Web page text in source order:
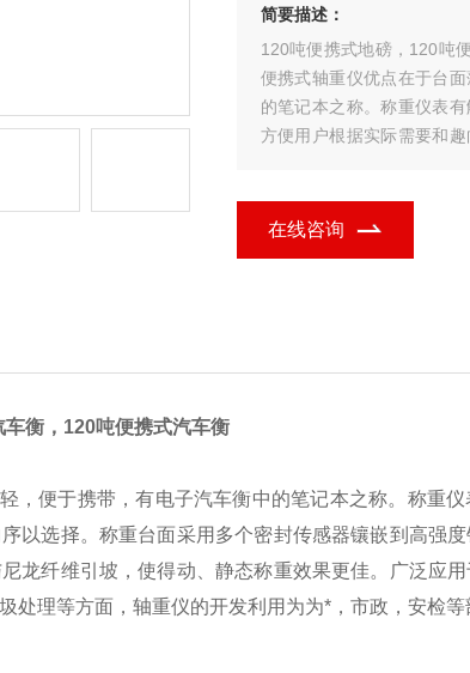
简要描述：
120吨便携式地磅，120吨
便携式轴重仪优点在于台
的笔记本之称。称重仪表
方便用户根据实际需要和
在线咨询
衡，120吨便携式汽车衡
，便于携带，有电子汽车衡中的笔记本之称。称重
以选择。称重台面采用多个密封传感器镶嵌到高强
龙纤维引坡，使得动、静态称重效果更佳。广泛应
处理等方面，轴重仪的开发利用为为*，市政，安检等